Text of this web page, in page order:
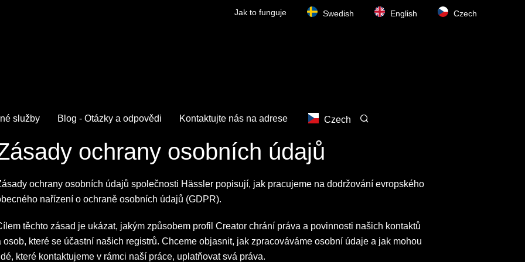
Jak to funguje Swedish English Czech
služby Blog - Otázky a odpovědi Kontaktujte nás na adrese Czech
ochrany osobních údajů
ochrany osobních údajů společnosti Hässler popisují, jak pracujeme na dodržování evropského
nařízení o ochraně osobních údajů (GDPR).
těchto zásad je ukázat, jakým způsobem profil Creator chrání práva a povinnosti našich kontaktů
osob, které se účastní našich registrů. Chceme objasnit, jak zpracováváme osobní údaje a jak mohou
které kontaktujeme v rámci naší práce, uplatňovat svá práva.